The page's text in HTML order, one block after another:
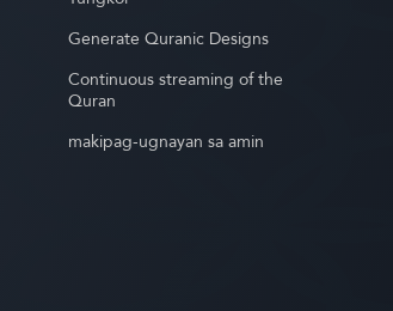
Generate Quranic Designs
Continuous streaming of the
Quran
makipag-ugnayan sa amin